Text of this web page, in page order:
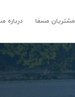
مشتریان مسفا درباره